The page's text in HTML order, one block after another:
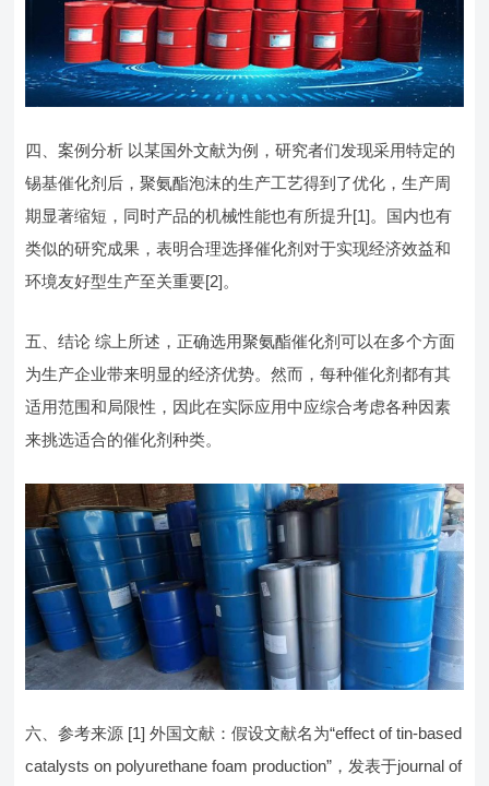
四、案例分析 以某国外文献为例，研究者们发现采用特定的
锡基催化剂后，聚氨酯泡沫的生产工艺得到了优化，生产周
期显著缩短，同时产品的机械性能也有所提升[1]。国内也有
类似的研究成果，表明合理选择催化剂对于实现经济效益和
环境友好型生产至关重要[2]。
五、结论 综上所述，正确选用聚氨酯催化剂可以在多个方面
为生产企业带来明显的经济优势。然而，每种催化剂都有其
适用范围和局限性，因此在实际应用中应综合考虑各种因素
来挑选适合的催化剂种类。
六、参考来源 [1] 外国文献：假设文献名为“effect of tin-based
catalysts on polyurethane foam production”，发表于journal of